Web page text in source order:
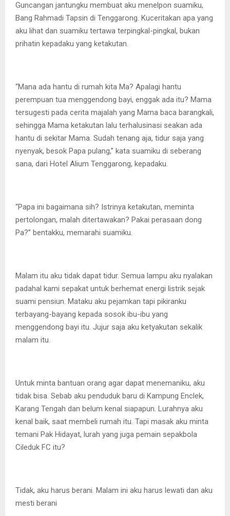
Guncangan jantungku membuat aku menelpon suamiku,
Bang Rahmadi Tapsin di Tenggarong. Kuceritakan apa yang
aku lihat dan suamiku tertawa terpingkal-pingkal, bukan
prihatin kepadaku yang ketakutan.
“Mana ada hantu di rumah kita Ma? Apalagi hantu
perempuan tua menggendong bayi, enggak ada itu? Mama
tersugesti pada cerita majalah yang Mama baca barangkali,
sehingga Mama ketakutan lalu terhalusinasi seakan ada
hantu di sekitar Mama. Sudah tenang aja, tidur saja yang
nyenyak, besok Papa pulang,” kata suamiku di seberang
sana, dari Hotel Alium Tenggarong, kepadaku.
“Papa ini bagaimana sih? Istrinya ketakutan, meminta
pertolongan, malah ditertawakan? Pakai perasaan dong
Pa?” bentakku, memarahi suamiku.
Malam itu aku tidak dapat tidur. Semua lampu aku nyalakan
padahal kami sepakat untuk berhemat energi listrik sejak
suami pensiun. Mataku aku pejamkan tapi pikiranku
terbayang-bayang kepada sosok ibu-ibu yang
menggendong bayi itu. Jujur saja aku ketyakutan sekalik
malam itu.
Untuk minta bantuan orang agar dapat menemaniku, aku
tidak bisa. Sebab aku penduduk baru di Kampung Enclek,
Karang Tengah dan belum kenal siapapun. Lurahnya aku
kenal baik, saat membeli rumah itu. Tapi masak aku minta
temani Pak Hidayat, lurah yang juga pemain sepakbola
Cileduk FC itu?
Tidak, aku harus berani. Malam ini aku harus lewati dan aku
mesti berani